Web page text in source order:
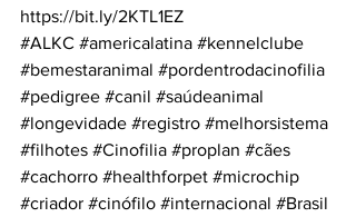
https://bit.ly/2KTL1EZ
#ALKC #americalatina #kennelclube
#bemestaranimal #pordentrodacinofilia
#pedigree #canil #saúdeanimal
#longevidade #registro #melhorsistema
#filhotes #Cinofilia #proplan #cães
#cachorro #healthforpet #microchip
#criador #cinófilo #internacional #Brasil